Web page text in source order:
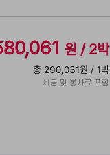
원 / 2박
총 290,031원 / 1박
세금 및 봉사료 포함